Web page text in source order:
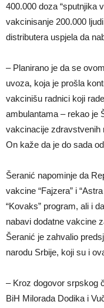
400.000 doza “sputnjika
vakcinisanje 200.000
distributera uspjela da
– Planirano je da se
uvoza, koja je prošla
vakcinišu radnici koji
ambulantama – rekao je
vakcinacije zdravstvenih
On kaže da je do sada
Šeranić napominje da
vakcine “Fajzera” i
“Kovaks” program, ali i
nabavi dodatne vakcine
Šeranić je zahvalio
narodu Srbije, koji su i
– Kroz dogovor srpskog
BiH Milorada Dodika i